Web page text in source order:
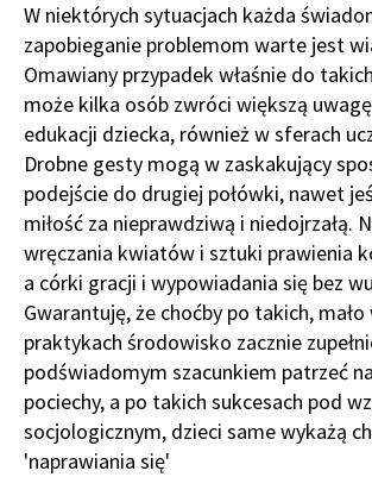
W niektórych sytuacjach każda
zapobieganie problemom warte jest
Omawiany przypadek właśnie do
może kilka osób zwróci większą
edukacji dziecka, również w sferach
Drobne gesty mogą w zaskakujący
podejście do drugiej połówki, nawet
miłość za nieprawdziwą i niedojrzałą.
wręczania kwiatów i sztuki prawienia
a córki gracji i wypowiadania się bez
Gwarantuję, że choćby po takich,
praktykach środowisko zacznie
podświadomym szacunkiem patrzeć
pociechy, a po takich sukcesach pod
socjologicznym, dzieci same wykażą
'naprawiania się'